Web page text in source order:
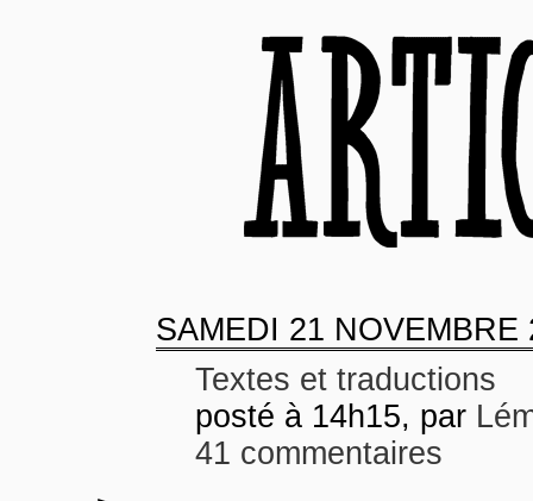
SAMEDI 21 NOVEMBRE
Textes et traductions
posté à 14h15, par
41 commentaires